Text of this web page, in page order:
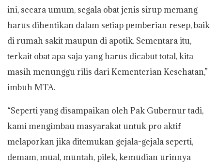
ini, secara umum, segala obat jenis sirup memang
harus dihentikan dalam setiap pemberian resep, baik
di rumah sakit maupun di apotik. Sementara itu,
terkait obat apa saja yang harus dicabut total, kita
masih menunggu rilis dari Kementerian Kesehatan,”
imbuh MTA.
“Seperti yang disampaikan oleh Pak Gubernur tadi,
kami mengimbau masyarakat untuk pro aktif
melaporkan jika ditemukan gejala-gejala seperti,
demam, mual, muntah, pilek, kemudian urinnya